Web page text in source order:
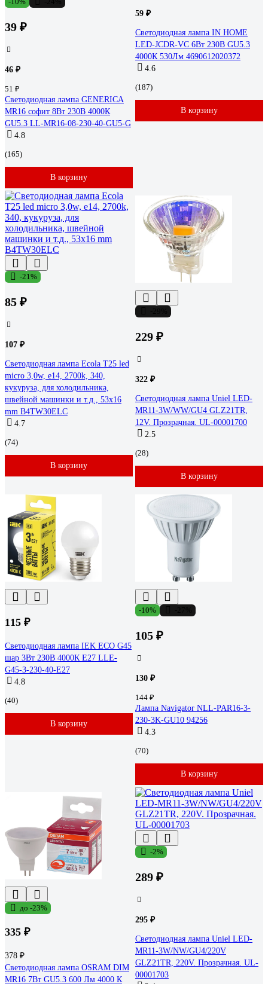
39 ₽
46 ₽
51 ₽
Светодиодная лампа GENERICA
MR16 софит 8Вт 230В 4000К
GU5.3 LL-MR16-08-230-40-GU5-G
4.8
(165)
В корзину
59 ₽
Светодиодная лампа IN HOME
LED-JCDR-VC 6Вт 230В GU5.3
4000К 530Лм 4690612020372
4.6
(187)
В корзину
-21%
85 ₽
107 ₽
Светодиодная лампа Ecola T25 led
micro 3,0w, e14, 2700k, 340,
кукуруза, для холодильника,
швейной машинки и т.д., 53x16
mm B4TW30ELC
4.7
(74)
В корзину
229 ₽
322 ₽
Светодиодная лампа Uniel LED-
MR11-3W/WW/GU4 GLZ21TR,
12V. Прозрачная. UL-00001700
2.5
(28)
В корзину
115 ₽
Светодиодная лампа IEK ECO G45
шар 3Вт 230В 4000К E27 LLE-
G45-3-230-40-E27
4.8
(40)
В корзину
-10%
105 ₽
130 ₽
144 ₽
Лампа Navigator NLL-PAR16-3-
230-3K-GU10 94256
4.3
(70)
В корзину
до -23%
335 ₽
378 ₽
Светодиодная лампа OSRAM DIM
MR16 7Вт GU5.3 600 Лм 4000 К
-2%
289 ₽
295 ₽
Светодиодная лампа Uniel LED-
MR11-3W/NW/GU4/220V
GLZ21TR, 220V. Прозрачная. UL-
00001703